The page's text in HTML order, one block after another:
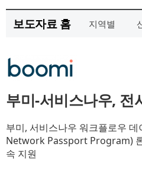
보도자료 홈 지역별
부미-서비스나우, 전
부미, 서비스나우 워크플로우
Network Passport Program)
속 지원